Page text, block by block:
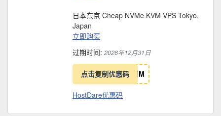
日本东京 Cheap NVMe KVM VPS Tokyo,
Japan
立即购买
过期时间: 2026年12月31日
点击复制优惠码 IM
HostDare优惠码